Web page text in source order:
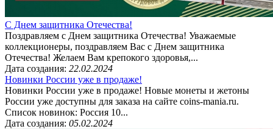
С Днем защитника Отечества!
Поздравляем с Днем защитника Отечества! Уважаемые
коллекционеры, поздравляем Вас с Днем защитника
Отечества! Желаем Вам крепокого здоровья,...
Дата создания: 22.02.2024
Новинки России уже в продаже!
Новинки России уже в продаже! Новые монеты и жетоны
России уже доступны для заказа на сайте coins-mania.ru.
Список новинок: Россия 10...
Дата создания: 05.02.2024